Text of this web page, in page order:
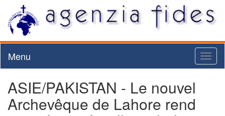
Menu
ASIE/PAKISTAN - Le nouvel
Archevêque de Lahore rend